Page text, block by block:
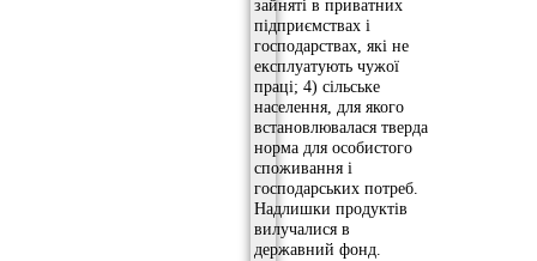
зайняті в приватних
підприємствах і
господарствах, які не
експлуатують чужої
праці; 4) сільське
населення, для якого
встановлювалася тверда
норма для особистого
споживання і
господарських потреб.
Надлишки продуктів
вилучалися в
державний фонд.